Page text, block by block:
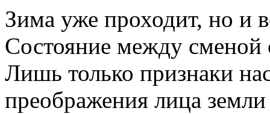
Зима уже проходит, но и
Состояние между сменой
Лишь только признаки
преображения лица